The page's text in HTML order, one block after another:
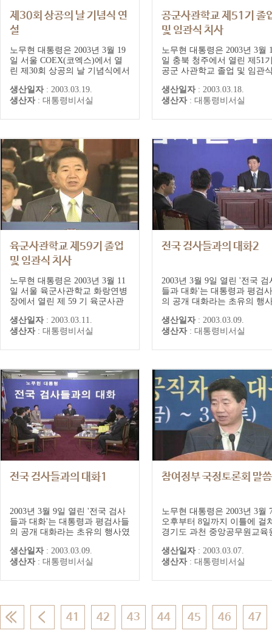
제30회 상공의 날 기념식 연
설
노무현 대통령은 2003년 3월 19
일 서울 COEX(코엑스)에서 열
린 제30회 상공의 날 기념식에서
있다."며 경쟁력에 대해 강조했
다. "경쟁력을 높이기 위해서는
다"고 말했다. "경쟁력을 약화시
경제를 효율적으로 뒷받침하는
서비스 행정이 이루어져야 한
다."고 말했다.
생산일자 : 2003.03.19.
생산자 : 대통령비서실
공군사관학교 제51기 졸
및 임관식 치사
노무현 대통령은 2003년 3월
일 충북 청주에서 열린 제51
공군 사관학교 졸업 및 임관
뜻을 받들어, '국민과 함께 하
민주주의', '더불어 사는 균형
동북아 시대'를 열어나갈 것."
아직 넘어야 할 고비가 적지
다며 이라크 사태와 북한의
생산일자 : 2003.03.18.
생산자 : 대통령비서실
육군사관학교 제59기 졸업
및 임관식 치사
노무현 대통령은 2003년 3월 11
일 서울 육군사관학교 화랑연병
장에서 열린 제 59 기 육군사관
노무현 대통령은 격려사에서 참
여정부와 70만 국군장병이 반드
것이라고 강조했다. 노 대통령은
되어야 한다는 원칙에는 변함이
없다'면서 주한미군의 재배치 문
제를 포...
생산일자 : 2003.03.11.
생산자 : 대통령비서실
전국 검사들과의 대화2
2003년 3월 9일 열린 '전국 검
들과 대화'는 대통령과 평검
의 공개 대화라는 초유의 행
령의 결단으로 전격 성사됐
노 대통령은 이날 검찰인사
을 갖고 있으며 과거의 관행
어올리려는 것”이라며 검찰
방향과 구상에 대해 밝혔다.
생산일자 : 2003.03.09.
생산자 : 대통령비서실
전국 검사들과의 대화1
2003년 3월 9일 열린 '전국 검사
들과 대화'는 대통령과 평검사들
의 공개 대화라는 초유의 행사였
령의 결단으로 전격 성사됐다.
노 대통령은 이날 검찰인사에 대
을 갖고 있으며 과거의 관행에
어올리려는 것”이라며 검찰개혁
방향과 구상에 대해 밝혔다.
생산일자 : 2003.03.09.
생산자 : 대통령비서실
참여정부 국정토론회 말씀
노무현 대통령은 2003년 3월
오후부터 8일까지 이틀에 걸
경기도 과천 중앙공무원교육
에 참석하여 '학습 열심히 하
조직이 좋은 조직이고 강한
마음자세가 그대로 모자람에
리고 있어야 합니다. 항상 모
라지 않을까 불안해하면서
생산일자 : 2003.03.07.
생산자 : 대통령비서실
41 42 43 44 45 46 47